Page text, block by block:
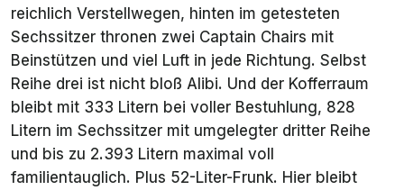
reichlich Verstellwegen, hinten im getesteten
Sechssitzer thronen zwei Captain Chairs mit
Beinstützen und viel Luft in jede Richtung. Selbst
Reihe drei ist nicht bloß Alibi. Und der Kofferraum
bleibt mit 333 Litern bei voller Bestuhlung, 828
Litern im Sechssitzer mit umgelegter dritter Reihe
und bis zu 2.393 Litern maximal voll
familientauglich. Plus 52-Liter-Frunk. Hier bleibt